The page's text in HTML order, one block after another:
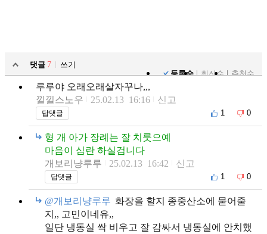
댓글 7
쓰기
등록순
최신순 추천순
루루야 오래오래살자꾸나,,,
낄낄스노우
25.02.13 16:16 신고
답댓글 1 0
형 개 아가 장례는 잘 치룻으예
마음이 심란 하실검니다
개보리냥루루
25.02.13 16:42 신고
답댓글 1 0
@개보리냥루루 화장을 할지 종중산소에 묻어줄
지,, 고민이네유,,
일단 냉동실 싹 비우고 잘 감싸서 냉동실에 안치했